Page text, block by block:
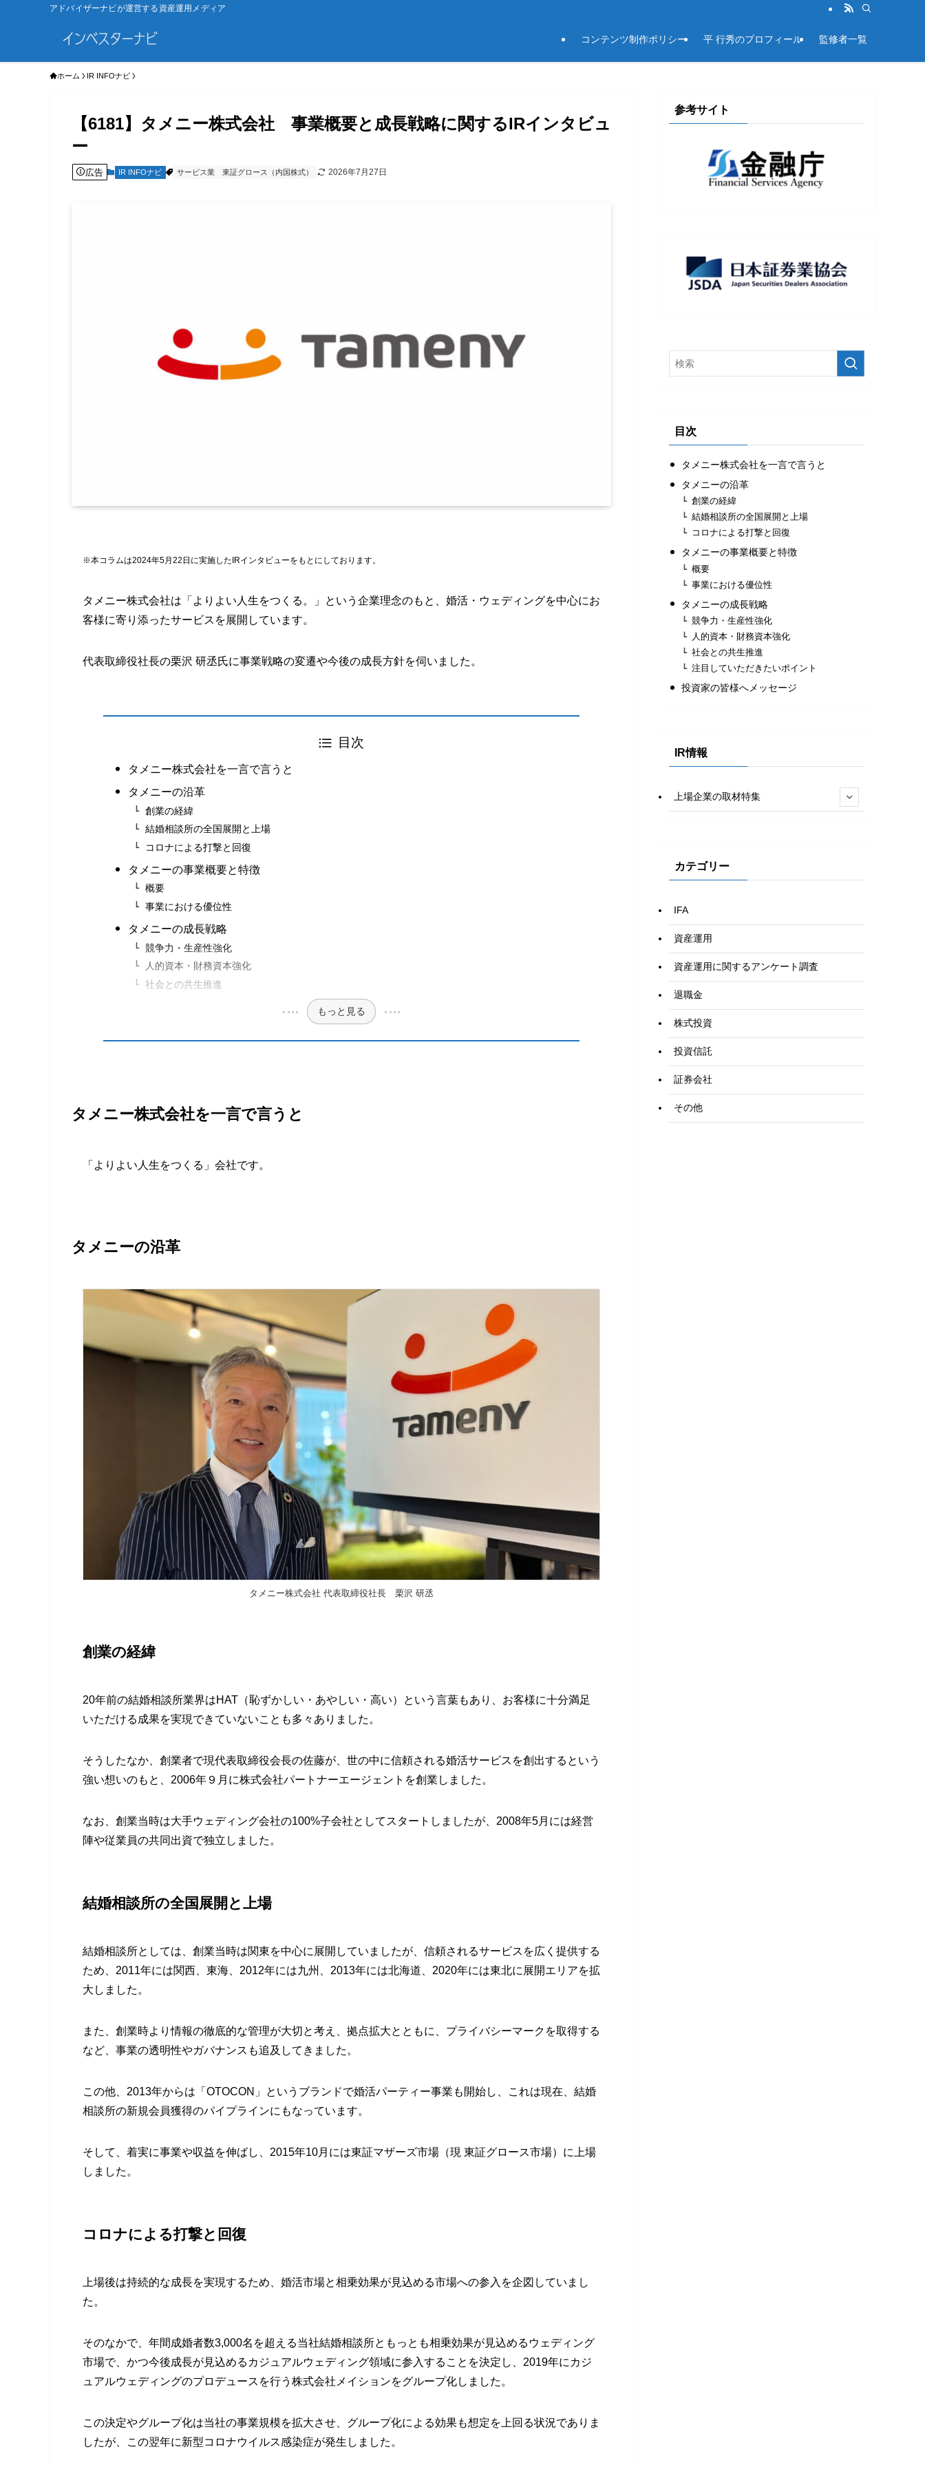
アドバイザーナビが運営する資産運用メディア
コンテンツ制作ポリシー 平 行秀のプロフィール 監修者一覧
ホーム IR INFOナビ
【6181】タメニー株式会社 事業概要と成長戦略に関するIRインタビュ
ー
広告 IR INFOナビ サービス業 東証グロース（内国株式） 2026年7月27日
※本コラムは2024年5月22日に実施したIRインタビューをもとにしております。
タメニー株式会社は「よりよい人生をつくる。」という企業理念のもと、婚活・ウェディングを中心にお
客様に寄り添ったサービスを展開しています。
代表取締役社長の栗沢 研丞氏に事業戦略の変遷や今後の成長方針を伺いました。
目次
タメニー株式会社を一言で言うと
タメニーの沿革
創業の経緯
結婚相談所の全国展開と上場
コロナによる打撃と回復
タメニーの事業概要と特徴
概要
事業における優位性
タメニーの成長戦略
競争⼒・⽣産性強化
⼈的資本・財務資本強化
社会との共⽣推進
もっと見る
タメニー株式会社を一言で言うと
「よりよい人生をつくる」会社です。
タメニーの沿革
タメニー株式会社 代表取締役社長 栗沢 研丞
創業の経緯
20年前の結婚相談所業界はHAT（恥ずかしい・あやしい・高い）という言葉もあり、お客様に十分満足
いただける成果を実現できていないことも多々ありました。
そうしたなか、創業者で現代表取締役会長の佐藤が、世の中に信頼される婚活サービスを創出するという
強い想いのもと、2006年９月に株式会社パートナーエージェントを創業しました。
なお、創業当時は大手ウェディング会社の100%子会社としてスタートしましたが、2008年5月には経営
陣や従業員の共同出資で独立しました。
結婚相談所の全国展開と上場
結婚相談所としては、創業当時は関東を中心に展開していましたが、信頼されるサービスを広く提供する
ため、2011年には関西、東海、2012年には九州、2013年には北海道、2020年には東北に展開エリアを拡
大しました。
また、創業時より情報の徹底的な管理が大切と考え、拠点拡大とともに、プライバシーマークを取得する
など、事業の透明性やガバナンスも追及してきました。
この他、2013年からは「OTOCON」というブランドで婚活パーティー事業も開始し、これは現在、結婚
相談所の新規会員獲得のパイプラインにもなっています。
そして、着実に事業や収益を伸ばし、2015年10月には東証マザーズ市場（現 東証グロース市場）に上場
しました。
コロナによる打撃と回復
上場後は持続的な成長を実現するため、婚活市場と相乗効果が見込める市場への参入を企図していまし
た。
そのなかで、年間成婚者数3,000名を超える当社結婚相談所ともっとも相乗効果が見込めるウェディング
市場で、かつ今後成長が見込めるカジュアルウェディング領域に参入することを決定し、2019年にカジ
ュアルウェディングのプロデュースを行う株式会社メイションをグループ化しました。
この決定やグループ化は当社の事業規模を拡大させ、グループ化による効果も想定を上回る状況でありま
したが、この翌年に新型コロナウイルス感染症が発生しました。
参考サイト
目次
タメニー株式会社を一言で言うと
タメニーの沿革
創業の経緯
結婚相談所の全国展開と上場
コロナによる打撃と回復
タメニーの事業概要と特徴
概要
事業における優位性
タメニーの成長戦略
競争⼒・⽣産性強化
⼈的資本・財務資本強化
社会との共⽣推進
注目していただきたいポイント
投資家の皆様へメッセージ
IR情報
上場企業の取材特集
カテゴリー
IFA
資産運用
資産運用に関するアンケート調査
退職金
株式投資
投資信託
証券会社
その他